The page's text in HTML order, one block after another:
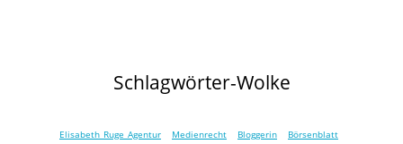
Schlagwörter-Wolke
Elisabeth Ruge Agentur Medienrecht Bloggerin Börsenblatt